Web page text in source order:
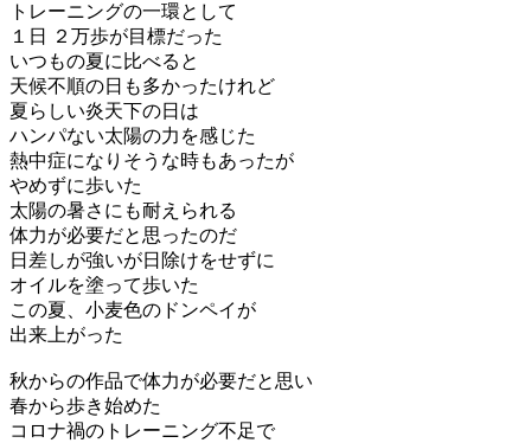
トレーニングの一環として
１日 ２万歩が目標だった
いつもの夏に比べると
天候不順の日も多かったけれど
夏らしい炎天下の日は
ハンパない太陽の力を感じた
熱中症になりそうな時もあったが
やめずに歩いた
太陽の暑さにも耐えられる
体力が必要だと思ったのだ
日差しが強いが日除けをせずに
オイルを塗って歩いた
この夏、小麦色のドンペイが
出来上がった
秋からの作品で体力が必要だと思い
春から歩き始めた
コロナ禍のトレーニング不足で